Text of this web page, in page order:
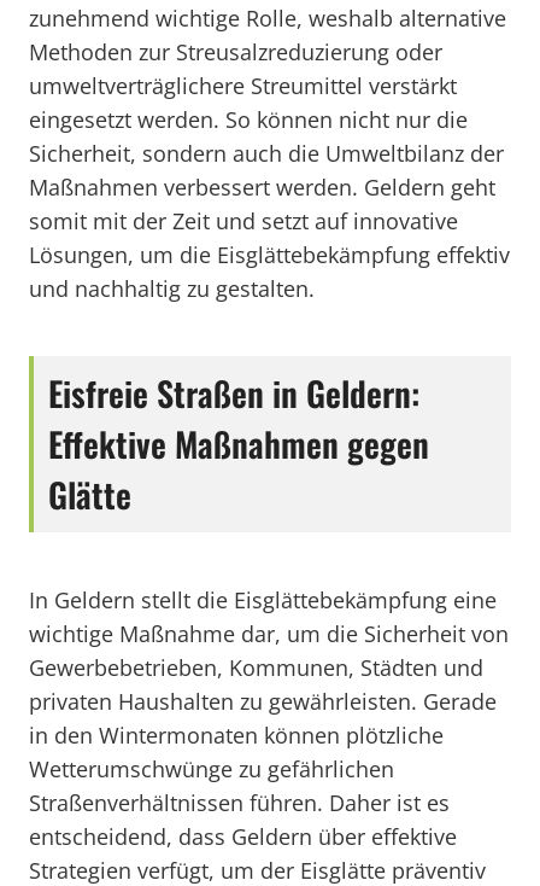
zunehmend wichtige Rolle, weshalb alternative
Methoden zur Streusalzreduzierung oder
umweltverträglichere Streumittel verstärkt
eingesetzt werden. So können nicht nur die
Sicherheit, sondern auch die Umweltbilanz der
Maßnahmen verbessert werden. Geldern geht
somit mit der Zeit und setzt auf innovative
Lösungen, um die Eisglättebekämpfung effektiv
und nachhaltig zu gestalten.
Eisfreie Straßen in Geldern:
Effektive Maßnahmen gegen
Glätte
In Geldern stellt die Eisglättebekämpfung eine
wichtige Maßnahme dar, um die Sicherheit von
Gewerbebetrieben, Kommunen, Städten und
privaten Haushalten zu gewährleisten. Gerade
in den Wintermonaten können plötzliche
Wetterumschwünge zu gefährlichen
Straßenverhältnissen führen. Daher ist es
entscheidend, dass Geldern über effektive
Strategien verfügt, um der Eisglätte präventiv